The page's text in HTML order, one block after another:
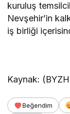
kuruluş
Nevşehir’in
iş birliği
Kaynak:
Beğendim